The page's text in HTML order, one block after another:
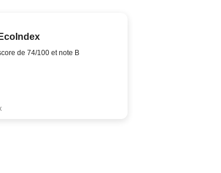
EcoIndex
de 74/100 et note B